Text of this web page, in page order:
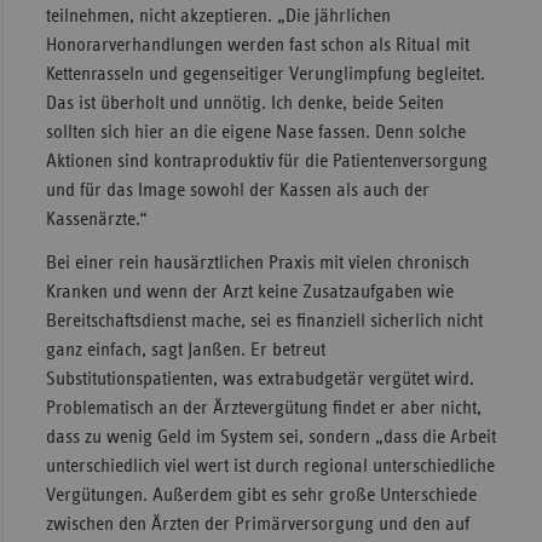
teilnehmen, nicht akzeptieren. „Die jährlichen
Honorarverhandlungen werden fast schon als Ritual mit
Kettenrasseln und gegenseitiger Verunglimpfung begleitet.
Das ist überholt und unnötig. Ich denke, beide Seiten
sollten sich hier an die eigene Nase fassen. Denn solche
Aktionen sind kontraproduktiv für die Patientenversorgung
und für das Image sowohl der Kassen als auch der
Kassenärzte.“
Bei einer rein hausärztlichen Praxis mit vielen chronisch
Kranken und wenn der Arzt keine Zusatzaufgaben wie
Bereitschaftsdienst mache, sei es finanziell sicherlich nicht
ganz einfach, sagt Janßen. Er betreut
Substitutionspatienten, was extrabudgetär vergütet wird.
Problematisch an der Ärztevergütung findet er aber nicht,
dass zu wenig Geld im System sei, sondern „dass die Arbeit
unterschiedlich viel wert ist durch regional unterschiedliche
Vergütungen. Außerdem gibt es sehr große Unterschiede
zwischen den Ärzten der Primärversorgung und den auf